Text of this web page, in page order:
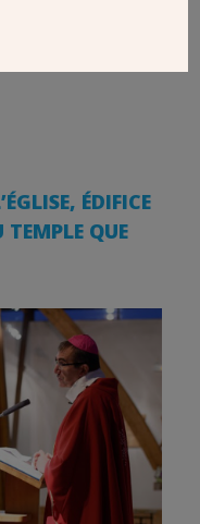
ÉDIFICE
TEMPLE QUE